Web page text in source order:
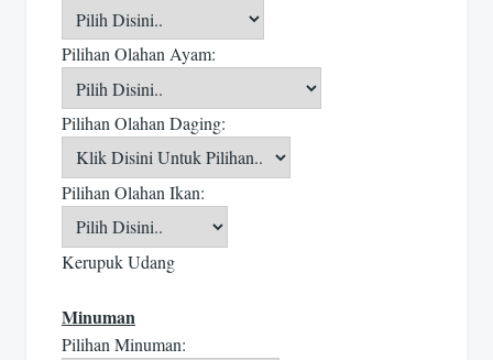
Pilihan Olahan Ayam:
Pilihan Olahan Daging:
Pilihan Olahan Ikan:
Kerupuk Udang
Minuman
Pilihan Minuman: